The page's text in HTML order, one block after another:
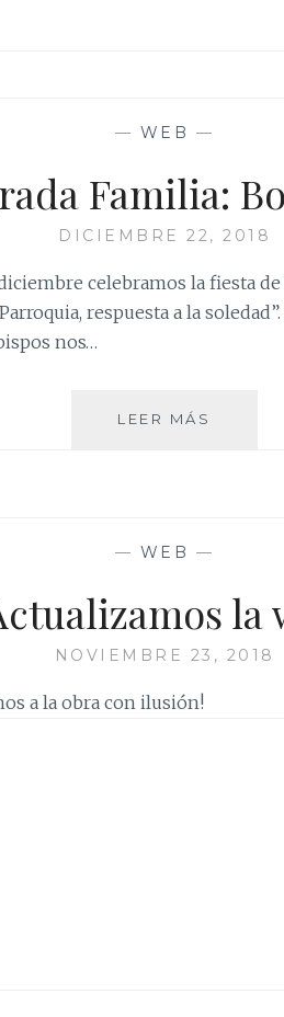
— WEB —
Familia:
DICIEMBRE 22, 2018
celebramos la fiesta de
respuesta a la
nos…
LEER MÁS
Y
PLATA
— WEB —
la
NOVIEMBRE 23, 2018
a la obra con ilusión!